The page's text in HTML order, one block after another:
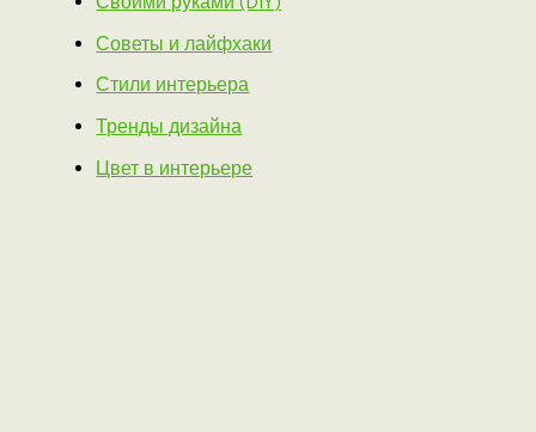
Советы и лайфхаки
Стили интерьера
Тренды дизайна
Цвет в интерьере